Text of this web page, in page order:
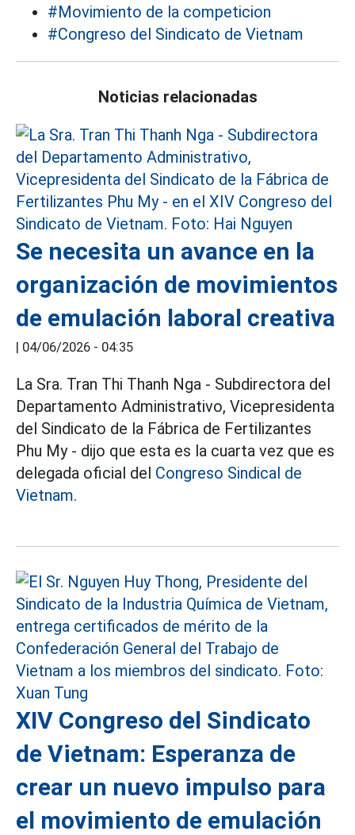
#Movimiento de la competicion
#Congreso del Sindicato de Vietnam
Noticias relacionadas
Se necesita un avance en la
organización de movimientos
de emulación laboral creativa
| 04/06/2026 - 04:35
La Sra. Tran Thi Thanh Nga - Subdirectora del
Departamento Administrativo, Vicepresidenta
del Sindicato de la Fábrica de Fertilizantes
Phu My - dijo que esta es la cuarta vez que es
delegada oficial del Congreso Sindical de
Vietnam.
XIV Congreso del Sindicato
de Vietnam: Esperanza de
crear un nuevo impulso para
el movimiento de emulación